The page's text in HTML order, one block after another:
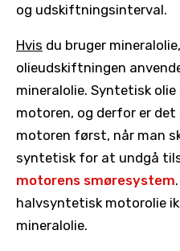
og udskiftningsinterval.
Hvis du bruger
olieudskiftningen
mineralolie. Syntetisk
motoren, og derfor er
motoren først, når man
syntetisk for at undgå
motorens smøresystem
halvsyntetisk motorolie
mineralolie.